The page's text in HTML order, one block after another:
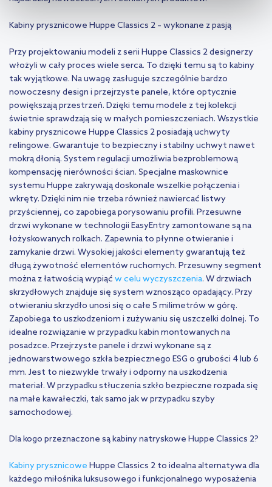
informacji na temat plików cookie i tego, dlaczego ich przepisy,
Kabiny prysznicowe Huppe Classics 2 – wykonane z pasją
Przy projektowaniu modeli z serii Huppe Classics 2 designerzy
włożyli w cały proces wiele serca. To dzięki temu są to kabiny
tak wyjątkowe. Na uwagę zasługuje szczególnie bardzo
nowoczesny design i przejrzyste panele, które optycznie
powiększają przestrzeń. Dzięki temu modele z tej kolekcji
świetnie sprawdzają się w małych pomieszczeniach. Wszystkie
kabiny prysznicowe Huppe Classics 2 posiadają uchwyty
relingowe. Gwarantuje to bezpieczny i stabilny uchwyt nawet
mokrą dłonią. System regulacji umożliwia bezproblemową
kompensację nierówności ścian. Specjalne maskownice
systemu Huppe zakrywają doskonale wszelkie połączenia i
wkręty. Dzięki nim nie trzeba również nawiercać listwy
przyściennej, co zapobiega porysowaniu profili. Przesuwne
drzwi wykonane w technologii EasyEntry zamontowane są na
łożyskowanych rolkach. Zapewnia to płynne otwieranie i
zamykanie drzwi. Wysokiej jakości elementy gwarantują też
długą żywotność elementów ruchomych. Przesuwny segment
można z łatwością wypiąć w celu wyczyszczenia. W drzwiach
skrzydłowych znajduje się system wznosząco opadający. Przy
otwieraniu skrzydło unosi się o całe 5 milimetrów w górę.
Zapobiega to uszkodzeniom i zużywaniu się uszczelki dolnej. To
idealne rozwiązanie w przypadku kabin montowanych na
posadzce. Przejrzyste panele i drzwi wykonane są z
jednowarstwowego szkła bezpiecznego ESG o grubości 4 lub 6
mm. Jest to niezwykle trwały i odporny na uszkodzenia
materiał. W przypadku stłuczenia szkło bezpieczne rozpada się
na małe kawałeczki, tak samo jak w przypadku szyby
samochodowej.
Dla kogo przeznaczone są kabiny natryskowe Huppe Classics 2?
Kabiny prysznicowe Huppe Classics 2 to idealna alternatywa dla
każdego miłośnika luksusowego i funkcjonalnego wyposażenia